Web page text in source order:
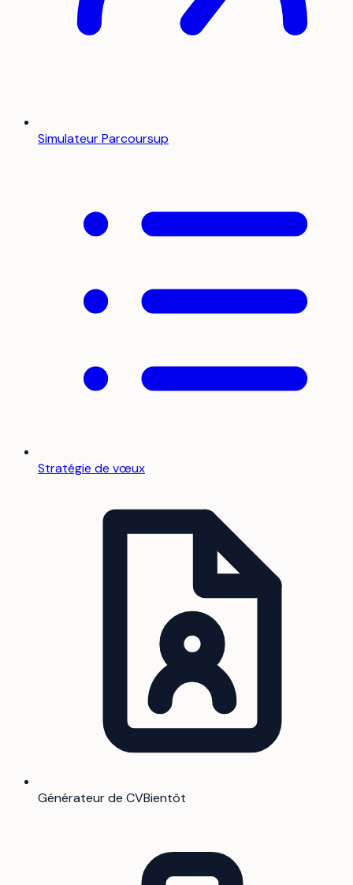
Simulateur Parcoursup
Stratégie de vœux
Générateur de CVBientôt